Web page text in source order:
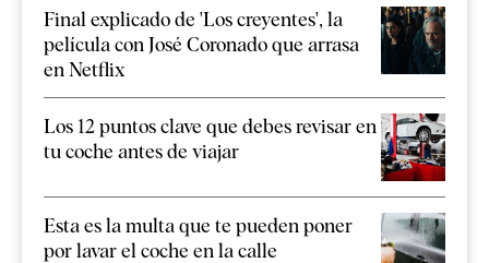
Final explicado de 'Los creyentes', la
película con José Coronado que arrasa
en Netflix
Los 12 puntos clave que debes revisar en
tu coche antes de viajar
Esta es la multa que te pueden poner
por lavar el coche en la calle